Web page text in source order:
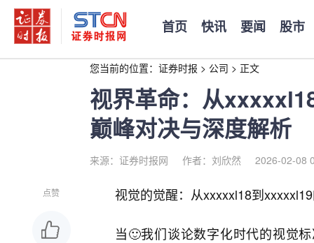
首页 快讯 要闻 股市
您当前的位置： 证券时报 > 公司 > 正文
视界革命：从
巅峰对决与深度解析
来源：证券时报网 作者：刘欣然 2026-02-08
点赞 视觉的觉醒：从xxxxxl18到
当🙂我们谈论数字化时代的视觉